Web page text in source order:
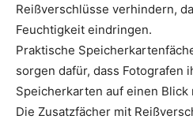
Reißverschlüsse verhindern,
Feuchtigkeit eindringen.
Praktische
sorgen dafür, dass Fotografen
Speicherkarten auf einen
Die Zusatzfächer mit